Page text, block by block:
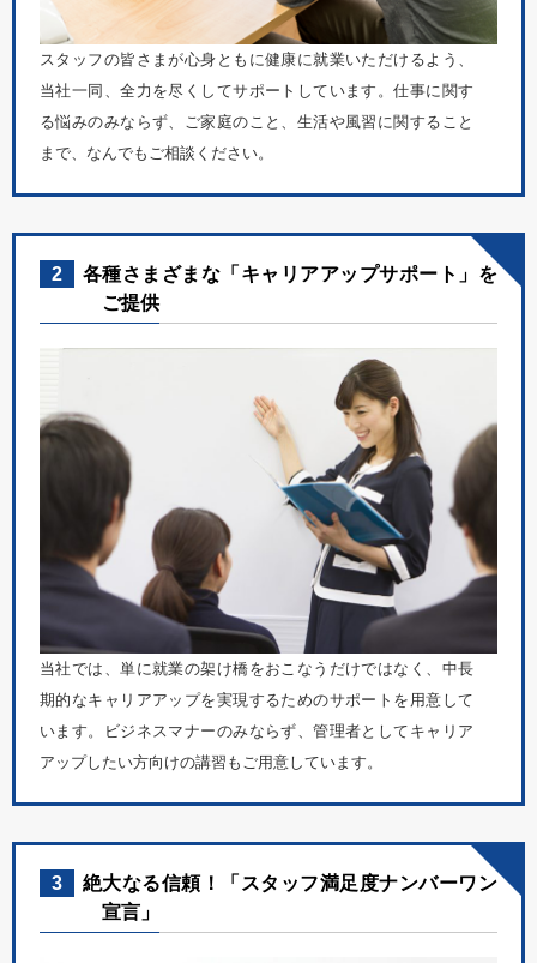
スタッフの皆さまが心身ともに健康に就業いただけるよう、
当社一同、全力を尽くしてサポートしています。仕事に関す
る悩みのみならず、ご家庭のこと、生活や風習に関すること
まで、なんでもご相談ください。
2
各種さまざまな「キャリアアップサポート」を
ご提供
当社では、単に就業の架け橋をおこなうだけではなく、中長
期的なキャリアアップを実現するためのサポートを用意して
います。ビジネスマナーのみならず、管理者としてキャリア
アップしたい方向けの講習もご用意しています。
3
絶大なる信頼！「スタッフ満足度ナンバーワン
宣言」